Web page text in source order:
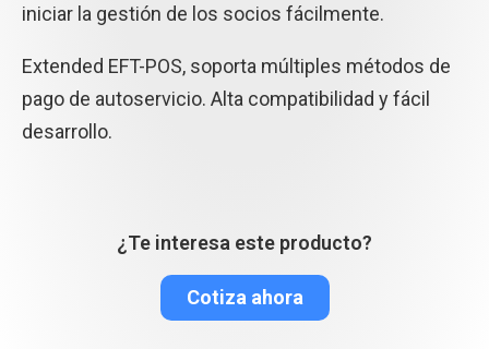
iniciar la gestión de los socios fácilmente.
Extended EFT-POS, soporta múltiples métodos de
pago de autoservicio. Alta compatibilidad y fácil
desarrollo.
¿Te interesa este producto?
Cotiza ahora